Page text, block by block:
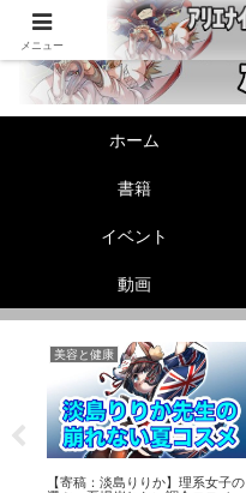
ホーム
書籍
イベント
動画
美容と健康
【寄稿：淡島りりか】理系女子の
メニュー